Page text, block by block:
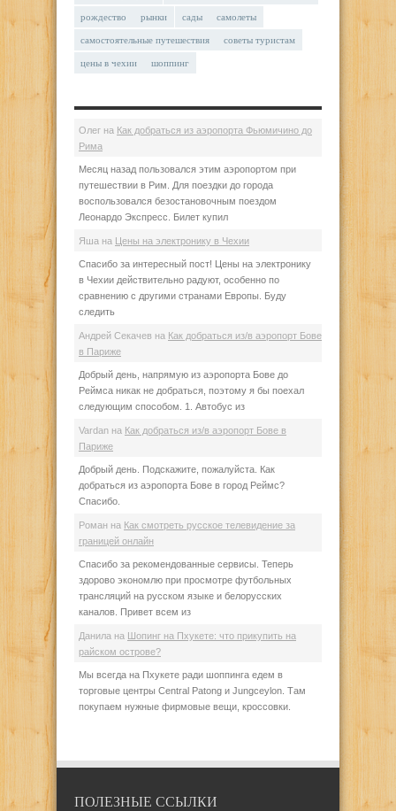
рождество рынки сады самолеты
самостоятельные путешествия советы туристам
цены в чехии шоппинг
Олег на Как добраться из аэропорта Фьюмичино до
Рима
Месяц назад пользовался этим аэропортом при
путешествии в Рим. Для поездки до города
воспользовался безостановочным поездом
Леонардо Экспресс. Билет купил
Яша на Цены на электронику в Чехии
Спасибо за интересный пост! Цены на электронику
в Чехии действительно радуют, особенно по
сравнению с другими странами Европы. Буду
следить
Андрей Секачев на Как добраться из/в аэропорт Бове
в Париже
Добрый день, напрямую из аэропорта Бове до
Реймса никак не добраться, поэтому я бы поехал
следующим способом. 1. Автобус из
Vardan на Как добраться из/в аэропорт Бове в
Париже
Добрый день. Подскажите, пожалуйста. Как
добраться из аэропорта Бове в город Реймс?
Спасибо.
Роман на Как смотреть русское телевидение за
границей онлайн
Спасибо за рекомендованные сервисы. Теперь
здорово экономлю при просмотре футбольных
трансляций на русском языке и белорусских
каналов. Привет всем из
Данила на Шопинг на Пхукете: что прикупить на
райском острове?
Мы всегда на Пхукете ради шоппинга едем в
торговые центры Central Patong и Jungceylon. Там
покупаем нужные фирмовые вещи, кроссовки.
ПОЛЕЗНЫЕ ССЫЛКИ